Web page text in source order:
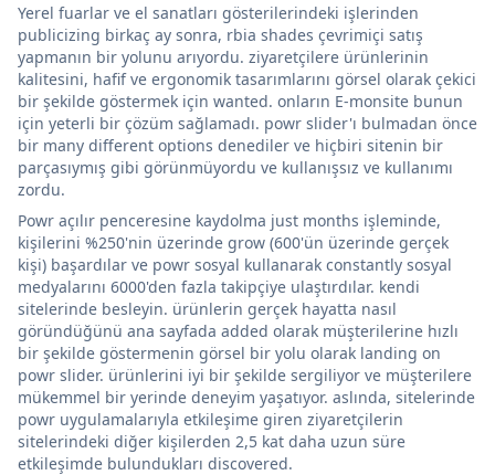
Yerel fuarlar ve el sanatları gösterilerindeki işlerinden
publicizing birkaç ay sonra, rbia shades çevrimiçi satış
yapmanın bir yolunu arıyordu. ziyaretçilere ürünlerinin
kalitesini, hafif ve ergonomik tasarımlarını görsel olarak çekici
bir şekilde göstermek için wanted. onların E-monsite bunun
için yeterli bir çözüm sağlamadı. powr slider'ı bulmadan önce
bir many different options denediler ve hiçbiri sitenin bir
parçasıymış gibi görünmüyordu ve kullanışsız ve kullanımı
zordu.
Powr açılır penceresine kaydolma just months işleminde,
kişilerini %250'nin üzerinde grow (600'ün üzerinde gerçek
kişi) başardılar ve powr sosyal kullanarak constantly sosyal
medyalarını 6000'den fazla takipçiye ulaştırdılar. kendi
sitelerinde besleyin. ürünlerin gerçek hayatta nasıl
göründüğünü ana sayfada added olarak müşterilerine hızlı
bir şekilde göstermenin görsel bir yolu olarak landing on
powr slider. ürünlerini iyi bir şekilde sergiliyor ve müşterilere
mükemmel bir yerinde deneyim yaşatıyor. aslında, sitelerinde
powr uygulamalarıyla etkileşime giren ziyaretçilerin
sitelerindeki diğer kişilerden 2,5 kat daha uzun süre
etkileşimde bulundukları discovered.